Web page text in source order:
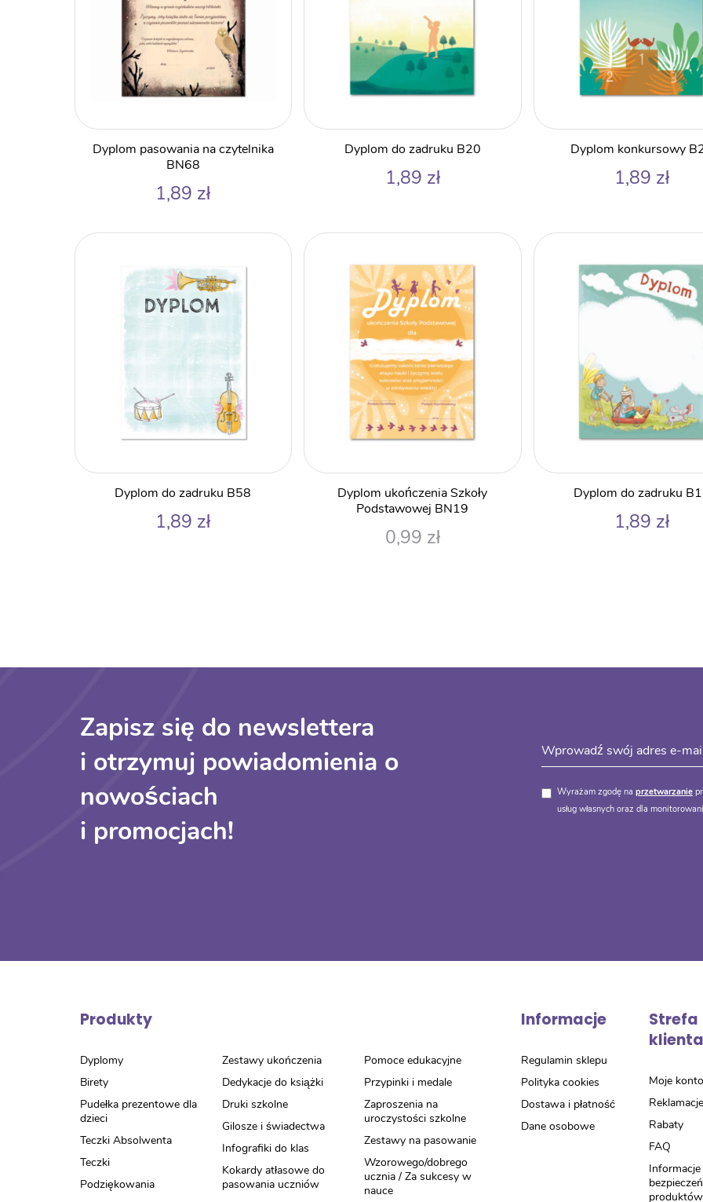
Dyplom pasowania na czytelnika
BN68
1,89 zł
Dyplom do zadruku B20
1,89 zł
Dyplom konkursowy
1,89 zł
Dyplom do zadruku B58
1,89 zł
Dyplom ukończenia Szkoły
Podstawowej BN19
0,99 zł
Dyplom do zadruku
1,89 zł
Zapisz się do newslettera
i otrzymuj powiadomienia o
nowościach
i promocjach!
Wyrażam zgodę na przetwarzanie
usług własnych oraz dla
Produkty
Dyplomy
Birety
Pudełka prezentowe dla
dzieci
Teczki Absolwenta
Teczki
Podziękowania
Zestawy ukończenia
Dedykacje do książki
Druki szkolne
Gilosze i świadectwa
Infografiki do klas
Kokardy atłasowe do
pasowania uczniów
Pomoce edukacyjne
Przypinki i medale
Zaproszenia na
uroczystości szkolne
Zestawy na pasowanie
Wzorowego/dobrego
ucznia / Za sukcesy w
nauce
Informacje
Regulamin sklepu
Polityka cookies
Dostawa i płatność
Dane osobowe
Strefa
klienta
Moje konto
Reklamacje
Rabaty
FAQ
produktów